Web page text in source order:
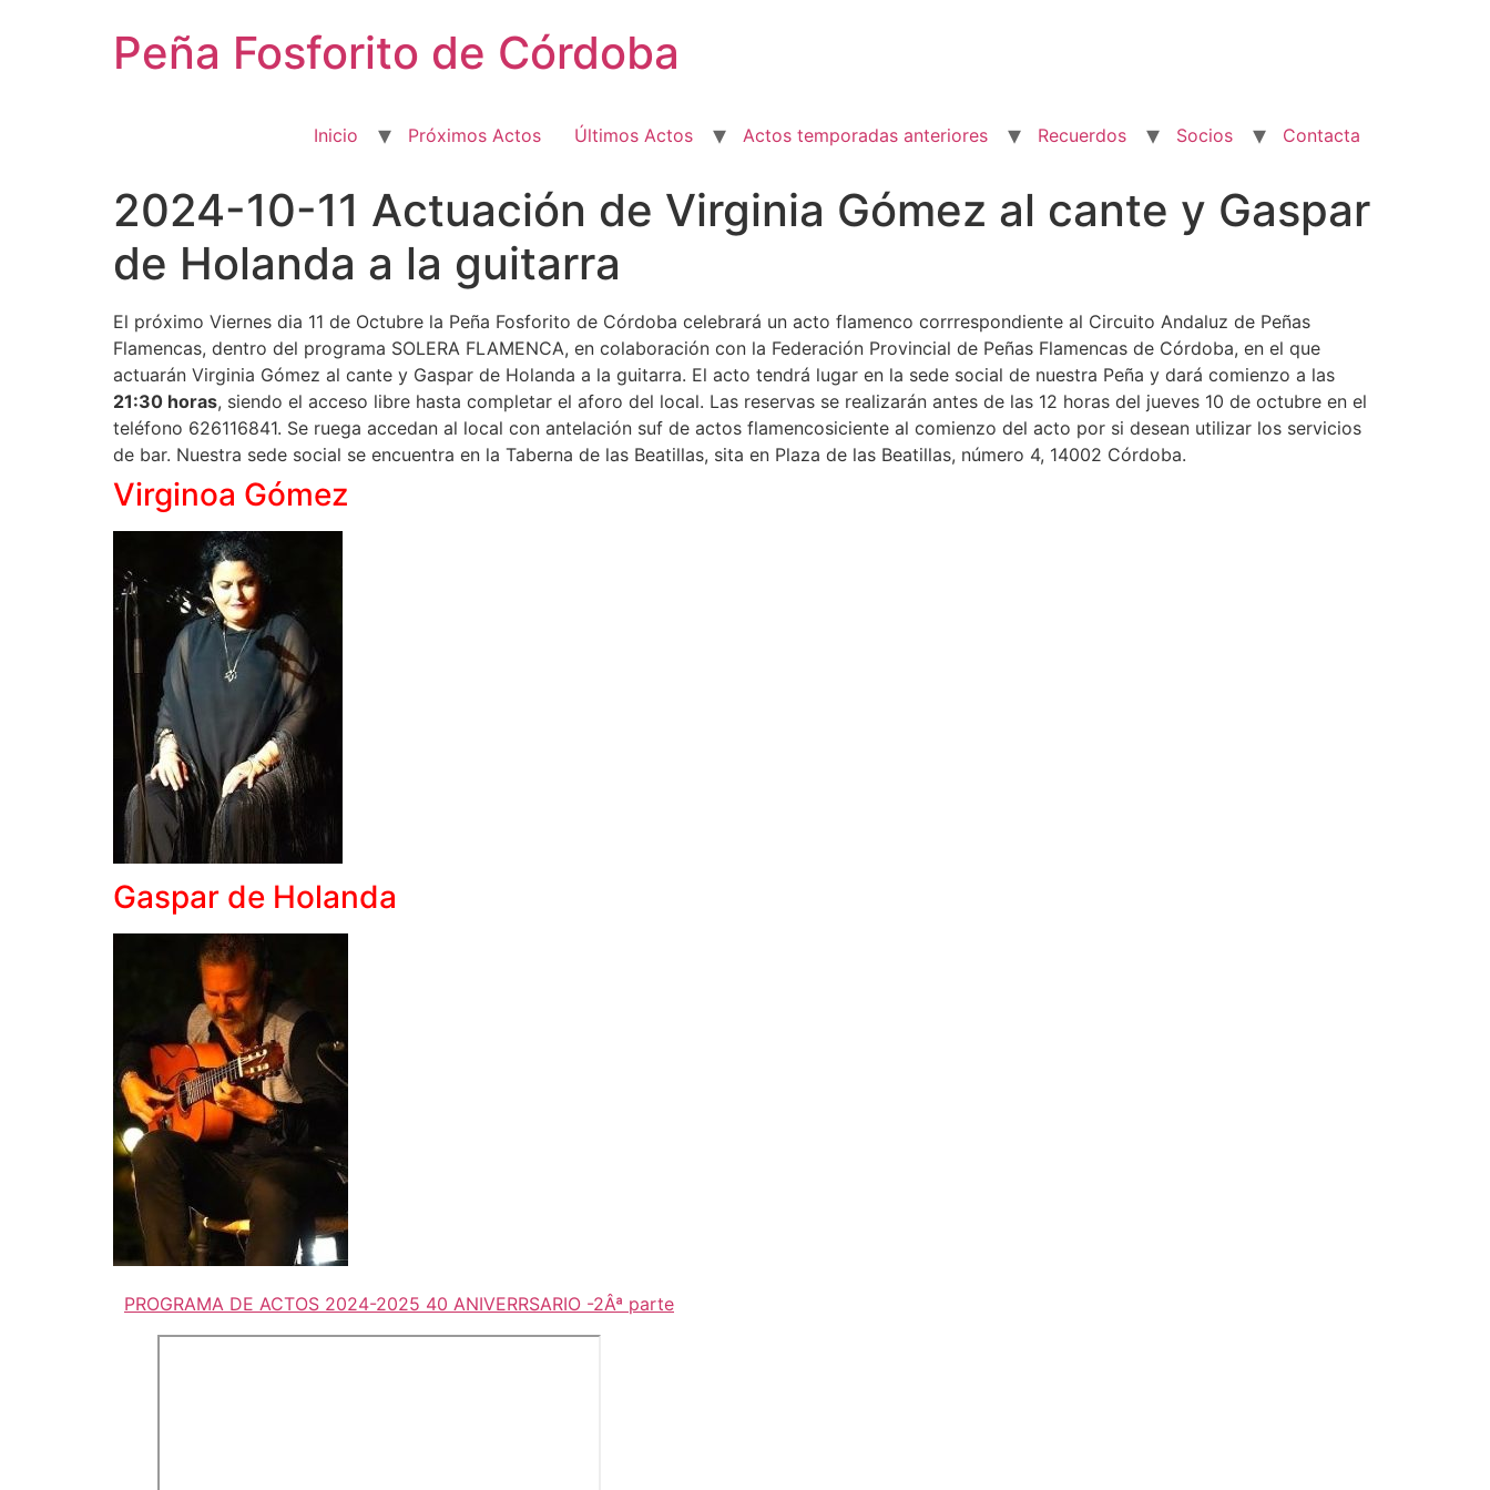
Peña Fosforito de Córdoba
Inicio Próximos Actos Últimos Actos Actos temporadas anteriores Recuerdos Socios Contacta
2024-10-11 Actuación de Virginia Gómez al cante y Gaspar
de Holanda a la guitarra
El próximo Viernes dia 11 de Octubre la Peña Fosforito de Córdoba celebrará un acto flamenco corrrespondiente al Circuito Andaluz de Peñas
Flamencas, dentro del programa SOLERA FLAMENCA, en colaboración con la Federación Provincial de Peñas Flamencas de Córdoba, en el que
actuarán Virginia Gómez al cante y Gaspar de Holanda a la guitarra. El acto tendrá lugar en la sede social de nuestra Peña y dará comienzo a las
21:30 horas, siendo el acceso libre hasta completar el aforo del local. Las reservas se realizarán antes de las 12 horas del jueves 10 de octubre en el
teléfono 626116841. Se ruega accedan al local con antelación suf de actos flamencosiciente al comienzo del acto por si desean utilizar los servicios
de bar. Nuestra sede social se encuentra en la Taberna de las Beatillas, sita en Plaza de las Beatillas, número 4, 14002 Córdoba.
Virginoa Gómez
Gaspar de Holanda
PROGRAMA DE ACTOS 2024-2025 40 ANIVERRSARIO -2Âª parte